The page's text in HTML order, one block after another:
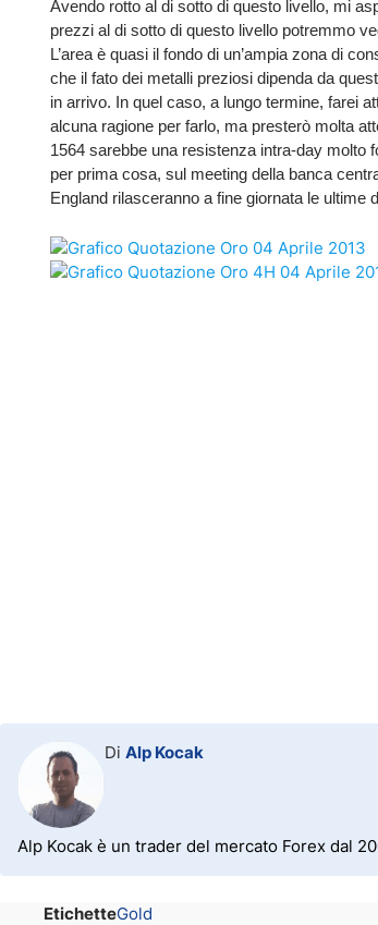
Avendo rotto al di sotto di questo livello, mi
prezzi al di sotto di questo livello potremmo
L’area è quasi il fondo di un’ampia zona di
che il fato dei metalli preziosi dipenda da
in arrivo. In quel caso, a lungo termine, farei
alcuna ragione per farlo, ma presterò molta
1564 sarebbe una resistenza intra-day molto
per prima cosa, sul meeting della banca
England rilasceranno a fine giornata le ultime
Di Alp Kocak
Alp Kocak è un trader del mercato Forex dal
EtichetteGold